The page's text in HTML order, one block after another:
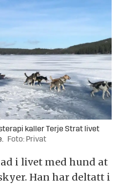
kaller Terje Strat livet
Foto: Privat
i livet med hund at
Han har deltatt i